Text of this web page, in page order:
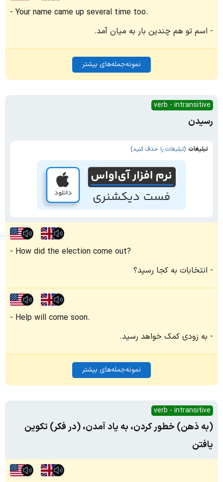
Your name came up several time too.
اسم تو هم چندین بار به میان آمد.
نمونه‌جمله‌های بیشتر
verb - intransitive
رسیدن
تبلیغات (تبلیغات را حذف کنید)
How did the election come out?
انتخابات به کجا رسید؟
Help will come soon.
به زودی کمک خواهد رسید.
نمونه‌جمله‌های بیشتر
verb - intransitive
(به ذهن) خطور کردن، به یاد آمدن، (در فکر) تکوین
یافتن